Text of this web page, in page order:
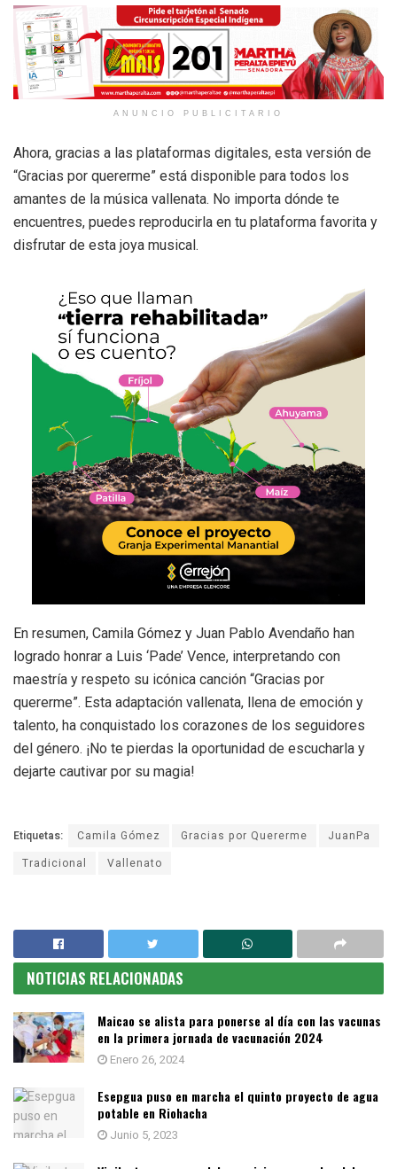
ANUNCIO PUBLICITARIO
Ahora, gracias a las plataformas digitales, esta versión de
“Gracias por quererme” está disponible para todos los
amantes de la música vallenata. No importa dónde te
encuentres, puedes reproducirla en tu plataforma favorita y
disfrutar de esta joya musical.
En resumen, Camila Gómez y Juan Pablo Avendaño han
logrado honrar a Luis ‘Pade’ Vence, interpretando con
maestría y respeto su icónica canción “Gracias por
quererme”. Esta adaptación vallenata, llena de emoción y
talento, ha conquistado los corazones de los seguidores
del género. ¡No te pierdas la oportunidad de escucharla y
dejarte cautivar por su magia!
Etiquetas: Camila Gómez Gracias por Quererme
JuanPa
Tradicional
Vallenato
NOTICIAS RELACIONADAS
Maicao se alista para ponerse al día con las vacunas
en la primera jornada de vacunación 2024
Enero 26, 2024
Esepgua puso en marcha el quinto proyecto de agua
potable en Riohacha
Junio 5, 2023